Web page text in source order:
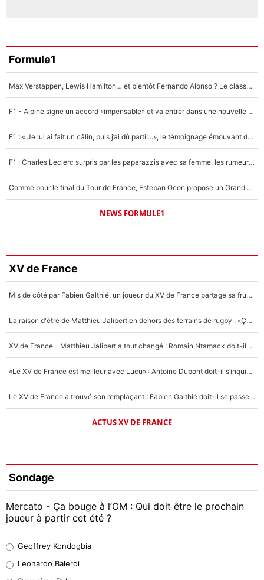
Formule1
Max Verstappen, Lewis Hamilton… et bientôt Fernando Alonso ? Le classement des pilotes les mieux payés en Formule 1 risque de changer !
F1 - Alpine signe un accord «impensable» et va entrer dans une nouvelle dimension : Grande nouvelle pour Pierre Gasly !
F1 : « Je lui ai fait un câlin, puis j’ai dû partir...», le témoignage émouvant de Max Verstappen sur sa fille
F1 : Charles Leclerc surpris par les paparazzis avec sa femme, les rumeurs étaient vraies !
Comme pour le final du Tour de France, Esteban Ocon propose un Grand Prix de Formule 1 à Paris : «Autour de l’Arc de Triomphe, ce serait génial» !
NEWS FORMULE1
XV de France
Mis de côté par Fabien Galthié, un joueur du XV de France partage sa frustration : «ils ne me l’ont pas dit tout de suite»
La raison d'être de Matthieu Jalibert en dehors des terrains de rugby : «Ça m'atteint autant que si tu touches à un membre de ma famille»
XV de France - Matthieu Jalibert a tout changé : Romain Ntamack doit-il s’inquiéter pour sa place à un an de la Coupe du monde ?
«Le XV de France est meilleur avec Lucu» : Antoine Dupont doit-il s’inquiéter pour sa place ?
Le XV de France a trouvé son remplaçant : Fabien Galthié doit-il se passer d'Antoine Dupont ?
ACTUS XV DE FRANCE
Sondage
Mercato - Ça bouge à l’OM : Qui doit être le prochain
joueur à partir cet été ?
38%
Geoffrey Kondogbia
Leonardo Balerdi